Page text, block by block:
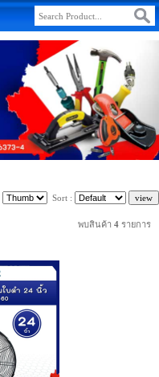
Sort :
พบสินค้า 4 รายการ